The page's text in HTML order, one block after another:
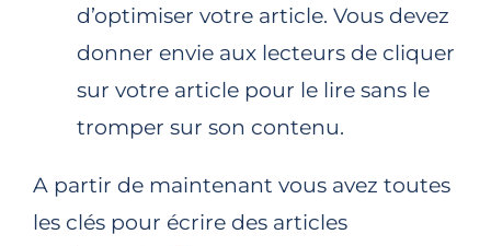
d’optimiser votre article. Vous devez
donner envie aux lecteurs de cliquer
sur votre article pour le lire sans le
tromper sur son contenu.
A partir de maintenant vous avez toutes
les clés pour écrire des articles